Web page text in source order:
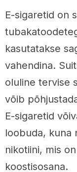
E-sigaretid on
kasutatakse
vahendina.
oluline tervise
võib
E-sigaretid
loobuda, kuna
nikotiini, mis
koostisosana.